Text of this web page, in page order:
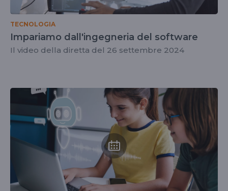
TECNOLOGIA
Impariamo dall'ingegneria del software
Il video della diretta del 26 settembre 2024